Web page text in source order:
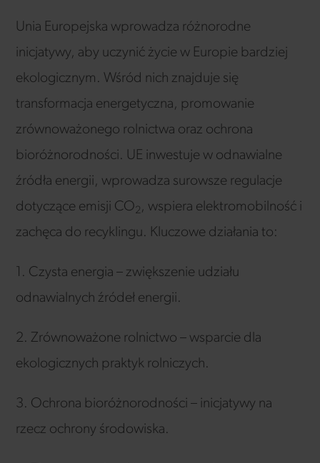
Unia Europejska wprowadza różnorodne
inicjatywy, aby uczynić życie w Europie bardziej
ekologicznym. Wśród nich znajduje się
transformacja energetyczna, promowanie
zrównoważonego rolnictwa oraz ochrona
bioróżnorodności. UE inwestuje w odnawialne
źródła energii, wprowadza surowsze regulacje
dotyczące emisji CO2, wspiera elektromobilność i
zachęca do recyklingu. Kluczowe działania to:
1. Czysta energia – zwiększenie udziału
odnawialnych źródeł energii.
2. Zrównoważone rolnictwo – wsparcie dla
ekologicznych praktyk rolniczych.
3. Ochrona bioróżnorodności – inicjatywy na
rzecz ochrony środowiska.